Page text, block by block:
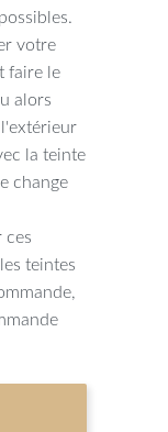
votre
faire le
alors
la teinte
change
ces
teintes